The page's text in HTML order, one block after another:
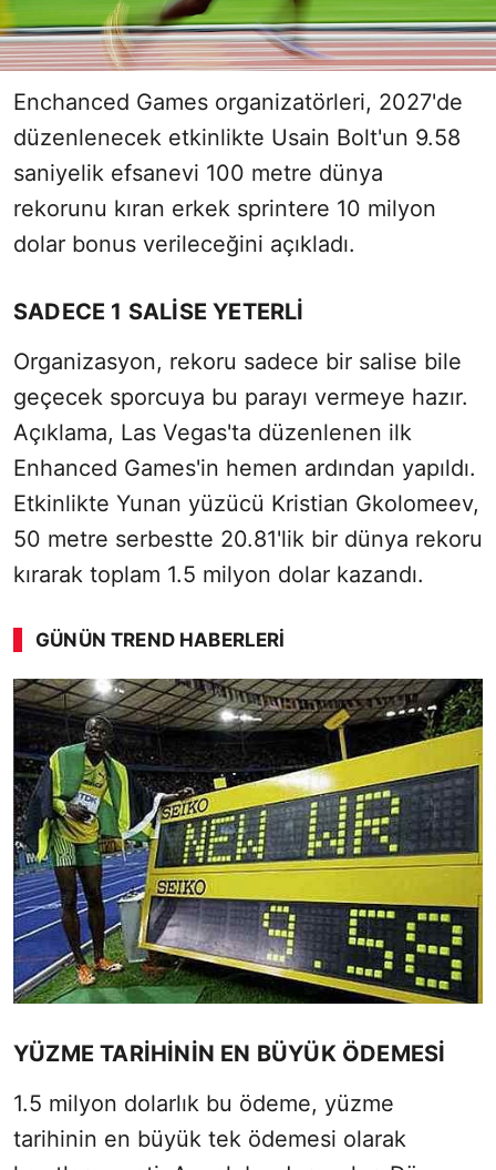
Enchanced Games organizatörleri, 2027'de
düzenlenecek etkinlikte Usain Bolt'un 9.58
saniyelik efsanevi 100 metre dünya
rekorunu kıran erkek sprintere 10 milyon
dolar bonus verileceğini açıkladı.
SADECE 1 SALİSE YETERLİ
Organizasyon, rekoru sadece bir salise bile
geçecek sporcuya bu parayı vermeye hazır.
Açıklama, Las Vegas'ta düzenlenen ilk
Enhanced Games'in hemen ardından yapıldı.
Etkinlikte Yunan yüzücü Kristian Gkolomeev,
50 metre serbestte 20.81'lik bir dünya rekoru
kırarak toplam 1.5 milyon dolar kazandı.
GÜNÜN TREND HABERLERI
YÜZME TARİHİNİN EN BÜYÜK ÖDEMESİ
1.5 milyon dolarlık bu ödeme, yüzme
tarihinin en büyük tek ödemesi olarak